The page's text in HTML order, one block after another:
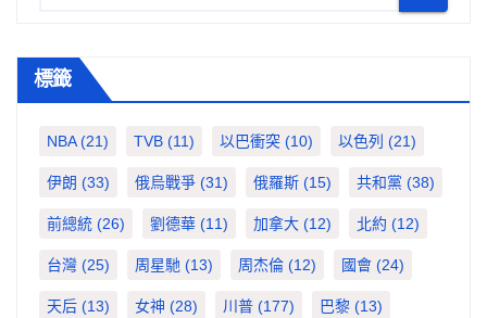
標籤
NBA(21) TVB (11) 以巴衝突 (10) 以色列 (21)
伊朗 (33) 俄烏戰爭 (31) 俄羅斯 (15) 共和黨 (38)
前總統 (26) 劉德華 (11) 加拿大 (12) 北約 (12)
台灣 (25) 周星馳 (13) 周杰倫 (12) 國會 (24)
天后 (13) 女神 (28) 川普 (177) 巴黎 (13)